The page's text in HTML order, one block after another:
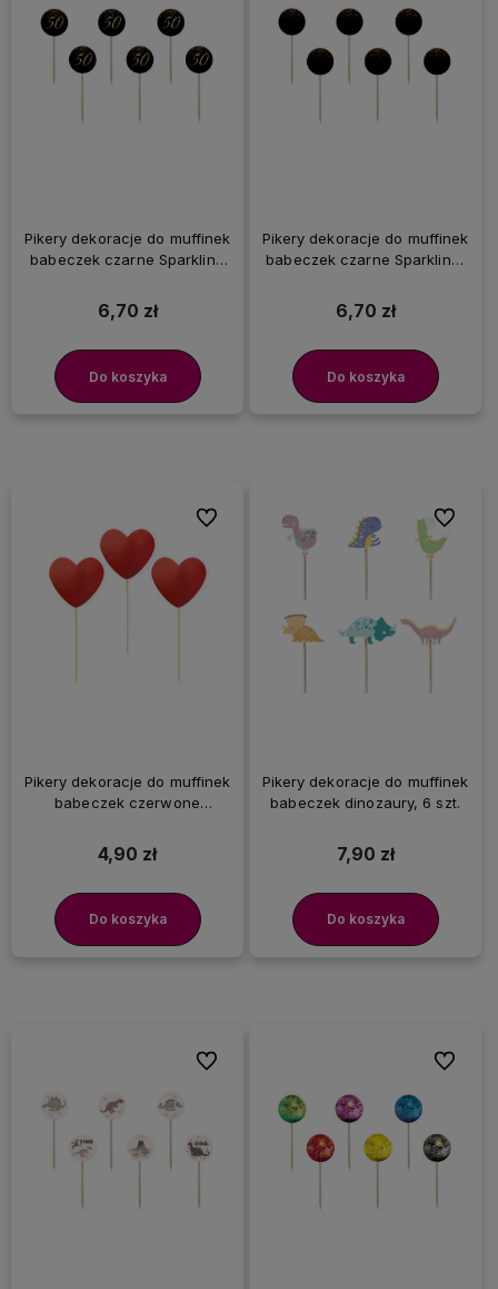
Pikery dekoracje do muffinek
babeczek czarne Sparkling
6,70 zł
Do koszyka
Pikery dekoracje do muffinek
babeczek czarne Sparkling,
6,70 zł
Do koszyka
Pikery dekoracje do muffinek
babeczek czerwone
4,90 zł
Do koszyka
Do ulubionych
Pikery dekoracje do muffinek
babeczek dinozaury, 6 szt.
7,90 zł
Do koszyka
Do
Do ulubionych Do